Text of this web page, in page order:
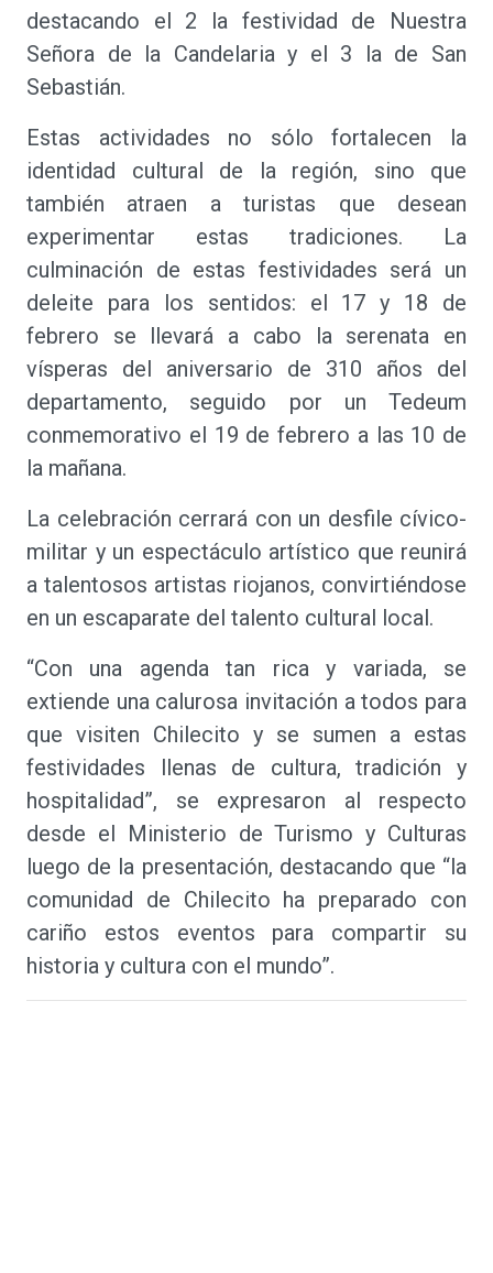
destacando el 2 la festividad de Nuestra
Señora de la Candelaria y el 3 la de San
Sebastián.
Estas actividades no sólo fortalecen la
identidad cultural de la región, sino que
también atraen a turistas que desean
experimentar estas tradiciones. La
culminación de estas festividades será un
deleite para los sentidos: el 17 y 18 de
febrero se llevará a cabo la serenata en
vísperas del aniversario de 310 años del
departamento, seguido por un Tedeum
conmemorativo el 19 de febrero a las 10 de
la mañana.
La celebración cerrará con un desfile cívico-
militar y un espectáculo artístico que reunirá
a talentosos artistas riojanos, convirtiéndose
en un escaparate del talento cultural local.
“Con una agenda tan rica y variada, se
extiende una calurosa invitación a todos para
que visiten Chilecito y se sumen a estas
festividades llenas de cultura, tradición y
hospitalidad”, se expresaron al respecto
desde el Ministerio de Turismo y Culturas
luego de la presentación, destacando que “la
comunidad de Chilecito ha preparado con
cariño estos eventos para compartir su
historia y cultura con el mundo”.